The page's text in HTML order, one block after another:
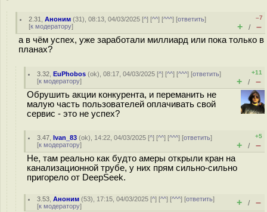
2.31 ,Аноним (31), 08:13, 04/03/2025 [^] [^^] [^^^] [ответить]
[к модератору]
–7
+ / –
а в чём успех, уже заработали миллиард или пока только в
планах?
3.32 ,EuPhobos (ok), 08:17, 04/03/2025 [^] [^^] [^^^] [ответить]
[к модератору]
+11
+ / –
Обрушить акции конкурента, и переманить не
малую часть пользователей оплачивать свой
сервис - это не успех?
3.47 ,Ivan_83 (ok), 14:22, 04/03/2025 [^] [^^] [^^^] [ответить]
[к модератору]
+5
+ / –
Не, там реально как будто амеры открыли кран на
канализационной трубе, у них прям сильно-сильно
пригорело от DeepSeek.
3.53 ,Аноним (53), 17:15, 04/03/2025 [^] [^^] [^^^] [ответить]
[к модератору] + / –